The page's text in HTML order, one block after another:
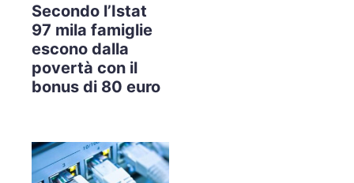
Secondo l’Istat
97 mila famiglie
escono dalla
povertà con il
bonus di 80 euro